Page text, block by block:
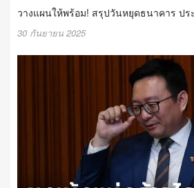
วางแผนให้พร้อม! สรุปวันหยุดธนาคาร ปร
30 กันยายน 2025